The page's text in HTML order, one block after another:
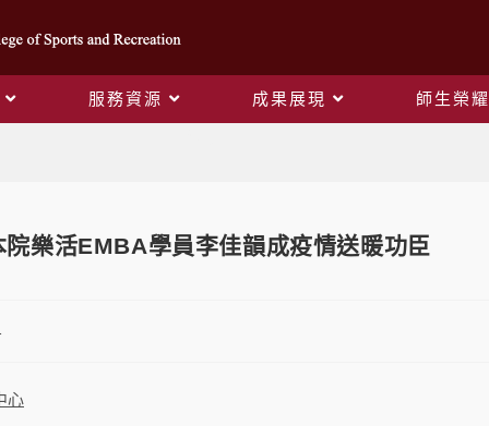
服務資源 成果展現 師生榮耀
樂活EMBA學員李佳韻成疫情送暖功臣
心